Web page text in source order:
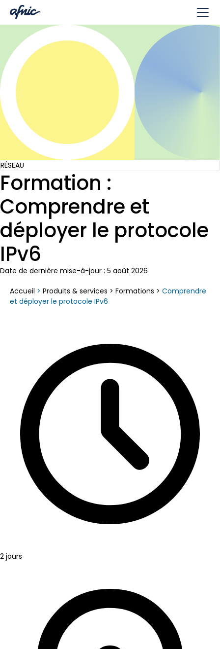
RÉSEAU
Formation :
Comprendre et
déployer le protocole
IPv6
Date de dernière mise-à-jour : 5 août 2026
Accueil > Produits & services > Formations > Comprendre
et déployer le protocole IPv6
2 jours
Panneau de gestion des cookies